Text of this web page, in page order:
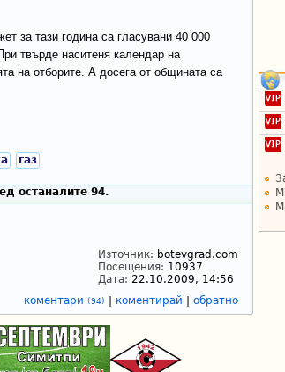
за тази година са гласувани 40 000
твърде наситеня календар на
на отборите. А досега от общината са
газ
останалите 94.
Източник: botevgrad.com
Посещения: 10937
Дата: 22.10.2009, 14:56
коментари (94) коментирай обратно